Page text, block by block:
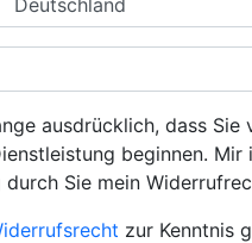
ausdrücklich, dass
beginnen. Mir
Sie mein
zur Kenntnis